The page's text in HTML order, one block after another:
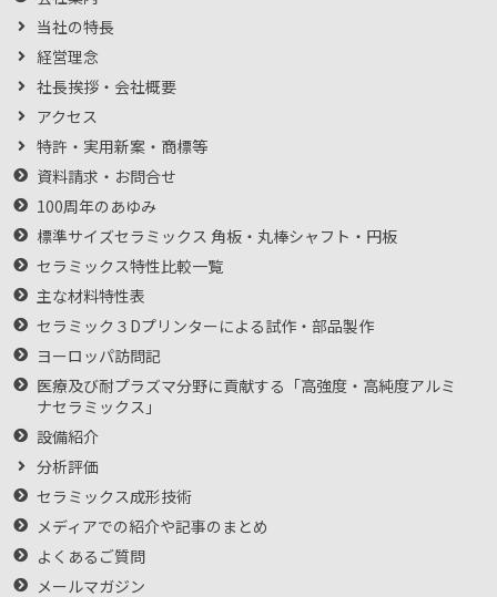
当社の特長
経営理念
社長挨拶・会社概要
アクセス
特許・実用新案・商標等
資料請求・お問合せ
100周年のあゆみ
標準サイズセラミックス 角板・丸棒シャフト・円板
セラミックス特性比較一覧
主な材料特性表
セラミック３Dプリンターによる試作・部品製作
ヨーロッパ訪問記
医療及び耐プラズマ分野に貢献する「高強度・高純度アルミ
ナセラミックス」
設備紹介
分析評価
セラミックス成形技術
メディアでの紹介や記事のまとめ
よくあるご質問
メールマガジン